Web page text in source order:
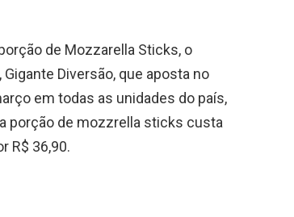
de Mozzarella Sticks, o
Diversão, que aposta no
em todas as unidades do país,
porção de mozzrella sticks custa
R$ 36,90.